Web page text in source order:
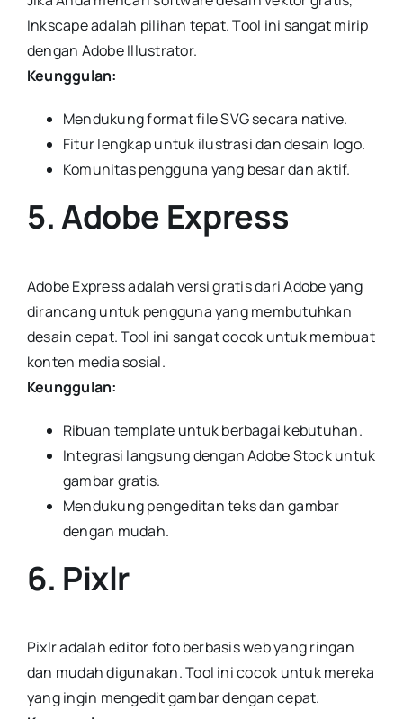
Inkscape adalah pilihan tepat. Tool ini sangat mirip
dengan Adobe Illustrator.
Keunggulan:
Mendukung format file SVG secara native.
Fitur lengkap untuk ilustrasi dan desain logo.
Komunitas pengguna yang besar dan aktif.
5. Adobe Express
Adobe Express adalah versi gratis dari Adobe yang
dirancang untuk pengguna yang membutuhkan
desain cepat. Tool ini sangat cocok untuk membuat
konten media sosial.
Keunggulan:
Ribuan template untuk berbagai kebutuhan.
Integrasi langsung dengan Adobe Stock untuk
gambar gratis.
Mendukung pengeditan teks dan gambar
dengan mudah.
6. Pixlr
Pixlr adalah editor foto berbasis web yang ringan
dan mudah digunakan. Tool ini cocok untuk mereka
yang ingin mengedit gambar dengan cepat.